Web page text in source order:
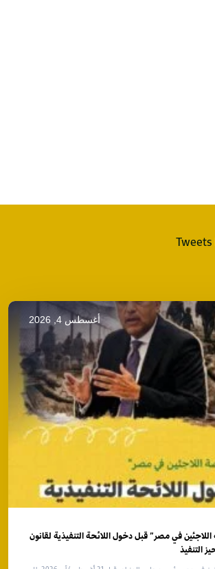
أغسطس 4, 2026
في مصر” قبل دخول اللائحة التنفيذية لقانون
التنفيذ